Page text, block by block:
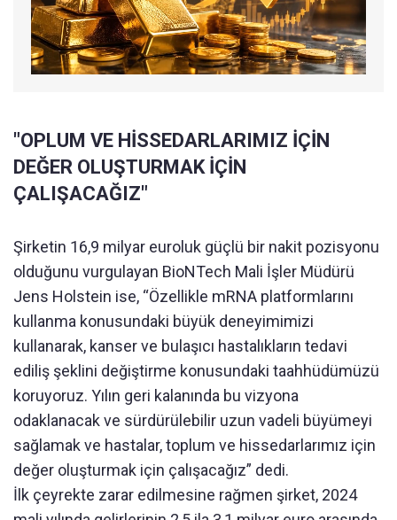
"OPLUM VE HİSSEDARLARIMIZ İÇİN
DEĞER OLUŞTURMAK İÇİN
ÇALIŞACAĞIZ"
Şirketin 16,9 milyar euroluk güçlü bir nakit pozisyonu
olduğunu vurgulayan BioNTech Mali İşler Müdürü
Jens Holstein ise, “Özellikle mRNA platformlarını
kullanma konusundaki büyük deneyimimizi
kullanarak, kanser ve bulaşıcı hastalıkların tedavi
ediliş şeklini değiştirme konusundaki taahhüdümüzü
koruyoruz. Yılın geri kalanında bu vizyona
odaklanacak ve sürdürülebilir uzun vadeli büyümeyi
sağlamak ve hastalar, toplum ve hissedarlarımız için
değer oluşturmak için çalışacağız” dedi.
İlk çeyrekte zarar edilmesine rağmen şirket, 2024